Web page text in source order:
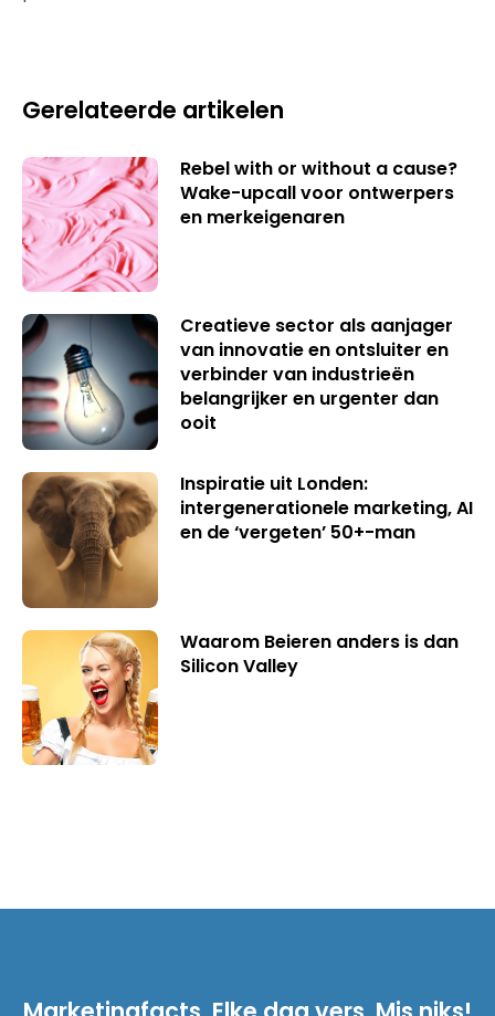
Gerelateerde artikelen
Rebel with or without a cause?
Wake-upcall voor ontwerpers
en merkeigenaren
Creatieve sector als aanjager
van innovatie en ontsluiter en
verbinder van industrieën
belangrijker en urgenter dan
ooit
Inspiratie uit Londen:
intergenerationele marketing, AI
en de ‘vergeten’ 50+-man
Waarom Beieren anders is dan
Silicon Valley